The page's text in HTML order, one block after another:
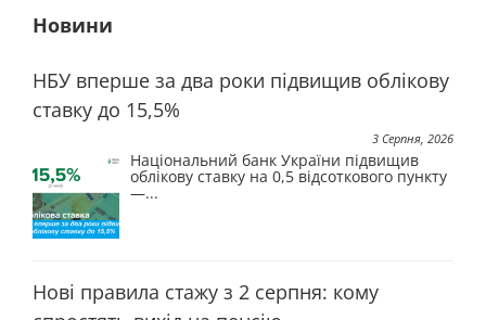
Новини
НБУ вперше за два роки підвищив облікову
ставку до 15,5%
3 Серпня, 2026
Національний банк України підвищив
облікову ставку на 0,5 відсоткового пункту
—...
Нові правила стажу з 2 серпня: кому